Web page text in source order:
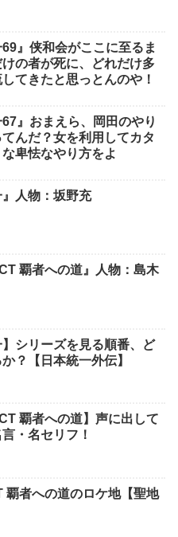
69』侠和会がここに至るま
の者が死に、どれだけ多
てきたと思っとんのや！
67』おまえら、岡田のやり
んだ？女を利用してカタ
卑怯なやり方をよ
』人物：坂野充
覇者への道』人物：島木
】シリーズを見る順番、ど
？【日本統一外伝】
覇者への道】声に出して
・名セリフ！
覇者への道のロケ地【聖地